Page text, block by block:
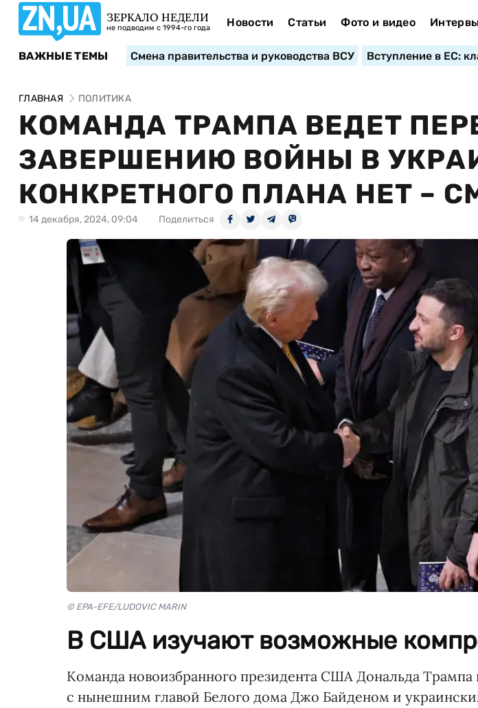
ЗЕРКАЛО НЕДЕЛИ
не подводим с 1994-го года Новости Статьи Фото и видео
ВАЖНЫЕ ТЕМЫ Смена правительства и руководства ВСУ Вступление в ЕС:
ГЛАВНАЯ ПОЛИТИКА
КОМАНДА ТРАМПА ВЕДЕТ
ЗАВЕРШЕНИЮ ВОЙНЫ В
КОНКРЕТНОГО ПЛАНА НЕТ –
14 декабря, 2024, 09:04 Поделиться
© EPA-EFE/LUDOVIC MARIN
В США изучают возможные
Команда новоизбранного президента США Дональда Трампа
с нынешним главой Белого дома Джо Байденом и